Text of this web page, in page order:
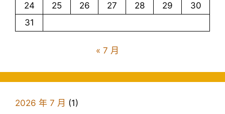
24
25 26 27 28 29
30
31
« 7 月
2026 年 7 月 (1)